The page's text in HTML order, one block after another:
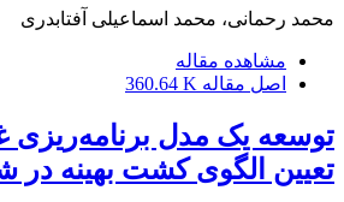
محمد رحمانی، محمد اسماعیلی آفتابدری
مشاهده مقاله
اصل مقاله 360.64 K
توسعه یک مدل
تعیین الگوی کشت بهینه در